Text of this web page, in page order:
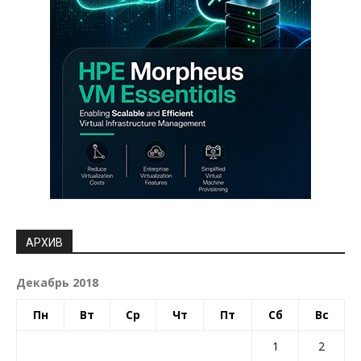
АРХИВ
Декабрь 2018
Пн Вт Ср Чт Пт Сб Вс
1 2